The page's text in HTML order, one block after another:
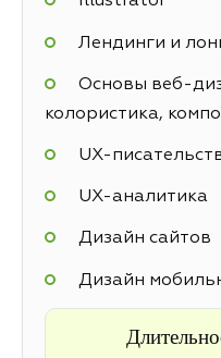
Лендинги и
Основы веб-
колористика,
UX-
UX-аналитика
Дизайн сайтов
Дизайн